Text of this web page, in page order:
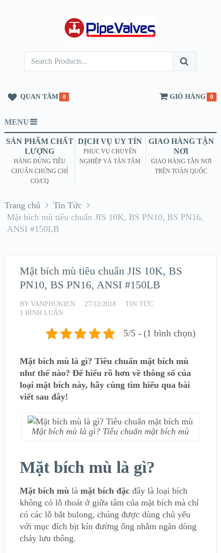
QUAN TÂM 0 GIỎ HÀNG 0
MENU
SẢN PHẨM CHẤT
LƯỢNG
HÀNG ĐÚNG TIÊU
CHUẨN CHỨNG CHỈ
CO/CQ
DỊCH VỤ UY TÍN
PHỤC VỤ CHUYÊN
NGHIỆP VÀ TẬN TÂM
GIAO HÀNG TẬN
NƠI
GIAO HÀNG TẬN NƠI
TRÊN TOÀN QUỐC
Trang chủ
Tin Tức
Mặt bích mù tiêu chuẩn JIS 10K, BS PN10, BS PN16,
ANSI #150LB
Mặt bích mù tiêu chuẩn JIS 10K, BS
PN10, BS PN16, ANSI #150LB
BY VANPHUKIEN 27/12/2018
TIN TỨC
1 BÌNH LUẬN
5/5 - (1 bình chọn)
Mặt bích mù là gì? Tiêu chuẩn mặt bích mù
như thế nào? Để hiểu rõ hơn về thông số của
loại mặt bích này, hãy cùng tìm hiểu qua bài
viết sau đây!
Mặt bích mù là gì? Tiêu chuẩn mặt bích mù
Mặt bích mù là gì?
Mặt bích mùlà mặt bích đặcđây là loại bích
không có lỗ thoát ở giữa tâm của mặt bích mà chỉ
có các lỗ bắt bulong, chúng được dùng chủ yếu
với mục đích bịt kín đường ống nhằm ngăn dòng
chảy lưu thông.